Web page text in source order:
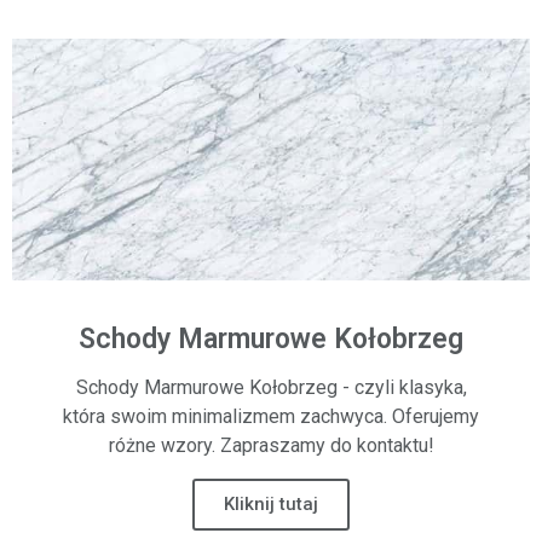
Schody Marmurowe Kołobrzeg
Schody Marmurowe Kołobrzeg - czyli klasyka,
która swoim minimalizmem zachwyca. Oferujemy
różne wzory. Zapraszamy do kontaktu!
Kliknij tutaj